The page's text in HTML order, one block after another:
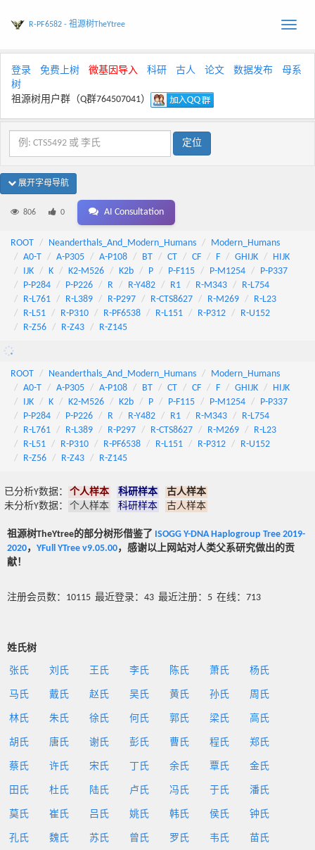
Toggle
R-PF6582 - 祖源树TheYtree
登录 免费上树 微基因导入 科研 古人 论文 数据发布
母系
树
祖源树用户群（Q群764507041）
展开字母导航
806 0 AI Consultation
ROOT Neanderthals_And_Modern_Humans
Modern_Humans
A0-T
A-P305 A-P108 BT CT CF F GHIJK
HIJK
IJK
K K2-M526 K2b P P-F115 P-M1254
P-P337
P-P284
P-P226 R R-Y482 R1 R-M343
R-L754
R-L761
R-L389 R-P297 R-CTS8627 R-M269
R-L23
R-L51
R-P310 R-PF6538 R-L151 R-P312
R-U152
R-Z56
R-Z43 R-Z145
ROOT Neanderthals_And_Modern_Humans
Modern_Humans
A0-T
A-P305 A-P108 BT CT CF F GHIJK
HIJK
IJK
K K2-M526 K2b P P-F115 P-M1254
P-P337
P-P284
P-P226 R R-Y482 R1 R-M343
R-L754
R-L761
R-L389 R-P297 R-CTS8627 R-M269
R-L23
R-L51
R-P310 R-PF6538 R-L151 R-P312
R-U152
R-Z56
R-Z43 R-Z145
已分析Y数据： 个人样本 科研样本
古人样本
未分析Y数据：
个人样本 科研样本 古人样本
祖源树TheYtree的部分树形借鉴了 ISOGG Y-DNA Haplogroup Tree 2019-
2020， YFull YTree v9.05.00，感谢以上网站对人类父系研究做出的贡
献！
注册会员数：10115 最近登录：43 最近注册：5 在线：713
姓氏树
张氏 刘氏 王氏 李氏 陈氏 萧氏 杨氏
马氏 戴氏 赵氏 吴氏 黄氏 孙氏 周氏
林氏 朱氏 徐氏 何氏 郭氏 梁氏 高氏
胡氏 唐氏 谢氏 彭氏 曹氏 程氏 郑氏
蔡氏 许氏 宋氏 丁氏 余氏 覃氏 金氏
田氏 杜氏 陆氏 卢氏 冯氏 于氏 潘氏
莫氏 崔氏 吕氏 姚氏 韩氏 侯氏 钟氏
孔氏 魏氏 苏氏 曾氏 罗氏 韦氏 苗氏